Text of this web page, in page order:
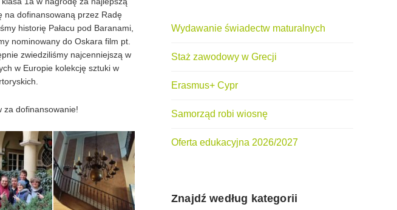
na dofinansowaną przez Radę
historię Pałacu pod Baranami,
nominowany do Oskara film pt.
zwiedziliśmy najcenniejszą w
w Europie kolekcję sztuki w
za dofinansowanie!
Wydawanie świadectw maturalnych
Staż zawodowy w Grecji
Erasmus+ Cypr
Samorząd robi wiosnę
Oferta edukacyjna 2026/2027
Znajdź według kategorii